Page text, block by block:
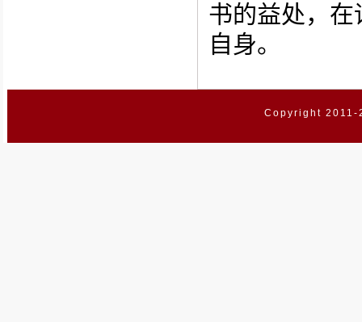
书的益处，
自身。
Copyright 2011-